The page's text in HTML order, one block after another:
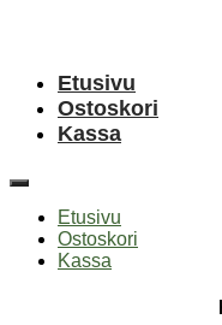
Etusivu
Ostoskori
Kassa
Etusivu
Ostoskori
Kassa